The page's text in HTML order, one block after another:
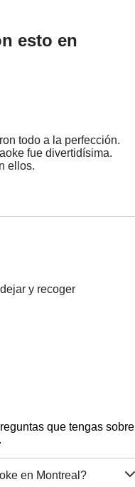
esto en
todo a la perfección.
fue divertidísima.
ellos.
y recoger
que tengas sobre
en Montreal?